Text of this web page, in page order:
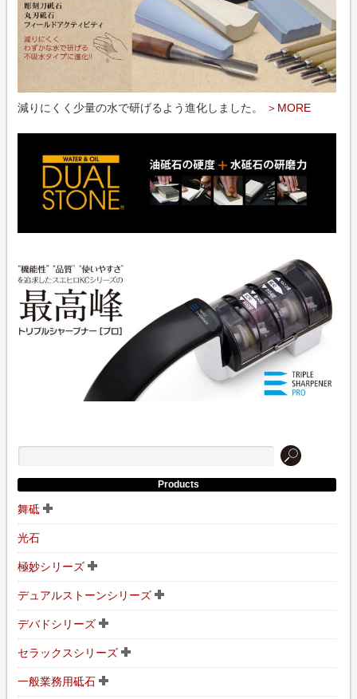
減りにくく少量の水で研げるよう進化しました。 ＞MORE
Products
舞砥
光石
極妙シリーズ
デュアルストーンシリーズ
デバドシリーズ
セラックスシリーズ
一般業務用砥石